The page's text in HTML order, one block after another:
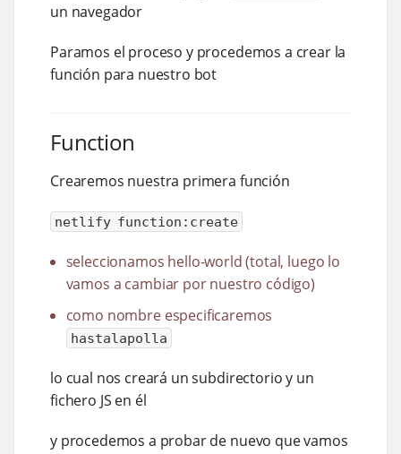
un navegador
Paramos el proceso y procedemos a crear la
función para nuestro bot
Function
Crearemos nuestra primera función
netlify function:create
seleccionamos hello-world (total, luego lo
vamos a cambiar por nuestro código)
como nombre especificaremos
hastalapolla
lo cual nos creará un subdirectorio y un
fichero JS en él
y procedemos a probar de nuevo que vamos